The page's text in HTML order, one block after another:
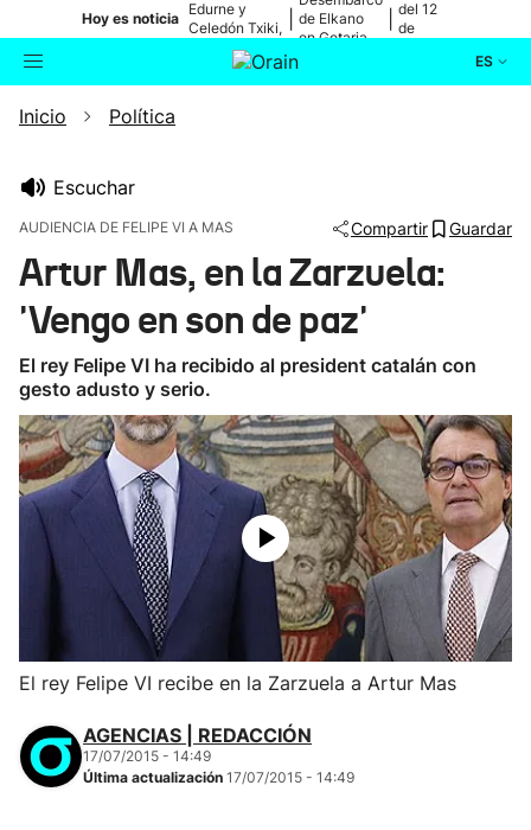
Hoy es noticia
Edurne y
Celedón Txiki,
en directo
de Elkano
en Getaria
del 12
de
ES
Buscador
Ikusmiran
Eguraldia
Inicio Política
Escuchar
AUDIENCIA DE FELIPE VI A MAS Compartir Guardar
Artur Mas, en la Zarzuela:
'Vengo en son de paz'
El rey Felipe VI ha recibido al president catalán con
gesto adusto y serio.
El rey Felipe VI recibe en la Zarzuela a Artur Mas
AGENCIAS | REDACCIÓN
17/07/2015 - 14:49
Última actualización 17/07/2015 - 14:49